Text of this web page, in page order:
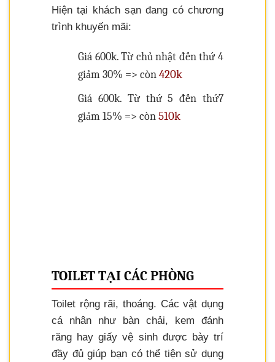
Hiện tại khách sạn đang có chương
trình khuyến mãi:
Giá 600k. Từ chủ nhật đến thứ 4
giảm 30% => còn420k
Giá 600k. Từ thứ 5 đến thứ7
giảm 15% => còn510k
TOILET TẠI CÁC PHÒNG
Toilet rộng rãi, thoáng. Các vật dụng
cá nhân như bàn chải, kem đánh
răng hay giấy vệ sinh được bày trí
đầy đủ giúp bạn có thể tiện sử dụng